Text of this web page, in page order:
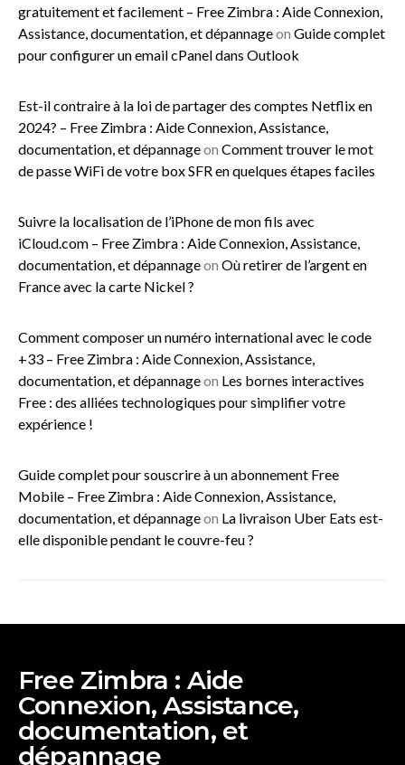
gratuitement et facilement – Free Zimbra : Aide Connexion,
Assistance, documentation, et dépannageon Guide complet
pour configurer un email cPanel dans Outlook
Est-il contraire à la loi de partager des comptes Netflix en
2024? – Free Zimbra : Aide Connexion, Assistance,
documentation, et dépannageon Comment trouver le mot
de passe WiFi de votre box SFR en quelques étapes faciles
Suivre la localisation de l’iPhone de mon fils avec
iCloud.com – Free Zimbra : Aide Connexion, Assistance,
documentation, et dépannageon Où retirer de l’argent en
France avec la carte Nickel ?
Comment composer un numéro international avec le code
+33 – Free Zimbra : Aide Connexion, Assistance,
documentation, et dépannageon Les bornes interactives
Free : des alliées technologiques pour simplifier votre
expérience !
Guide complet pour souscrire à un abonnement Free
Mobile – Free Zimbra : Aide Connexion, Assistance,
documentation, et dépannageon La livraison Uber Eats est-
elle disponible pendant le couvre-feu ?
Free Zimbra : Aide
Connexion, Assistance,
documentation, et
dépannage